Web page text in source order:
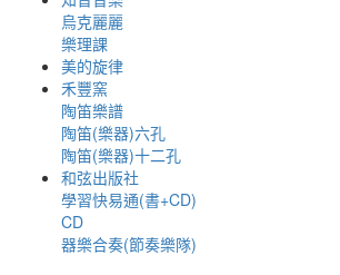
烏克麗麗
樂理課
美的旋律
禾豐窯
陶笛樂譜
陶笛(樂器)六孔
陶笛(樂器)十二孔
和弦出版社
學習快易通(書+CD)
CD
器樂合奏(節奏樂隊)